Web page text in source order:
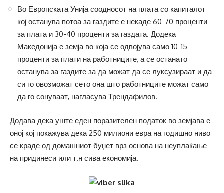
Во Европската Унија соодносот на плата со капиталот
кој останува потоа за газдите е некаде 60-70 проценти
за плата и 30-40 проценти за газдата. Додека
Македонија е земја во која се одвојува само 10-15
проценти за плати на работниците, а се останато
останува за газдите за да можат да се луксузираат и да
си го овозможат сето она што работниците можат само
да го сонуваат, нагласува Трендафилов.
Додава дека уште еден поразителен податок во земјава е
оној кој покажува дека 250 милиони евра на годишно ниво
се краде од домашниот буџет врз основа на неуплаќање
на придинеси или т.н сива економија.